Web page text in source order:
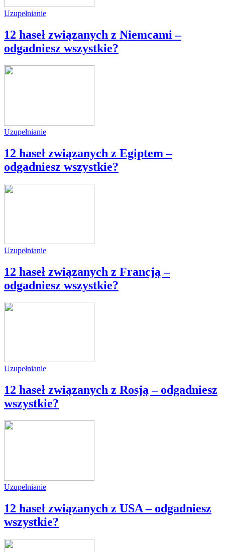
Uzupełnianie
12 haseł związanych z Niemcami –
odgadniesz wszystkie?
Uzupełnianie
12 haseł związanych z Egiptem –
odgadniesz wszystkie?
Uzupełnianie
12 haseł związanych z Francją –
odgadniesz wszystkie?
Uzupełnianie
12 haseł związanych z Rosją – odgadniesz
wszystkie?
Uzupełnianie
12 haseł związanych z USA – odgadniesz
wszystkie?